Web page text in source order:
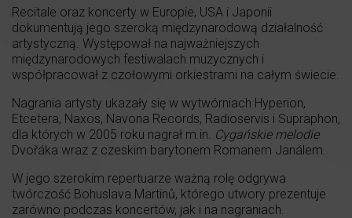
Recitale oraz koncerty w Europie, USA i Japonii
dokumentują jego szeroką międzynarodową działalność
artystyczną. Występował na najważniejszych
międzynarodowych festiwalach muzycznych i
współpracował z czołowymi orkiestrami na całym świecie.
Nagrania artysty ukazały się w wytwórniach Hyperion,
Etcetera, Naxos, Navona Records, Radioservis i Supraphon,
dla których w 2005 roku nagrał m.in. Cygańskie melodie
Dvořáka wraz z czeskim barytonem Romanem Janálem.
W jego szerokim repertuarze ważną rolę odgrywa
twórczość Bohuslava Martinů, którego utwory prezentuje
zarówno podczas koncertów, jak i na nagraniach.